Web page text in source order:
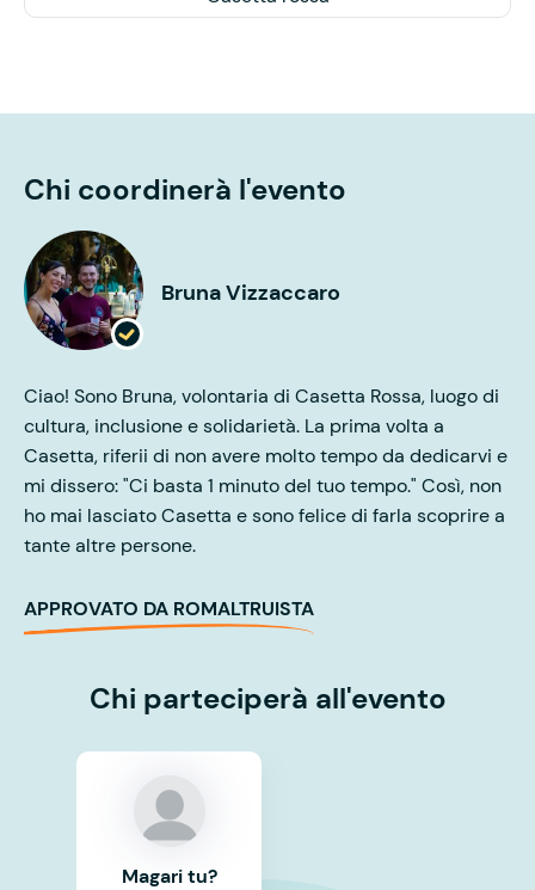
Chi coordinerà l'evento
Bruna Vizzaccaro
Ciao! Sono Bruna, volontaria di Casetta Rossa, luogo di
cultura, inclusione e solidarietà. La prima volta a
Casetta, riferii di non avere molto tempo da dedicarvi e
mi dissero: "Ci basta 1 minuto del tuo tempo." Così, non
ho mai lasciato Casetta e sono felice di farla scoprire a
tante altre persone.
APPROVATO DA ROMALTRUISTA
Chi parteciperà all'evento
Magari tu?